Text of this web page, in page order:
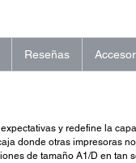
Reseñas
y redefine la
donde otras impresoras
de tamaño A1/D en